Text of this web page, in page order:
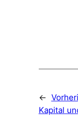
←
Kapital